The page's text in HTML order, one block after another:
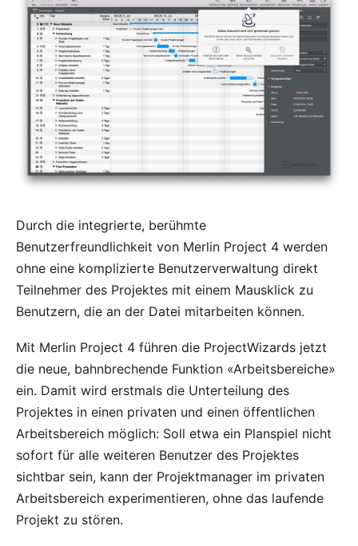
Durch die integrierte, berühmte
Benutzerfreundlichkeit von Merlin Project 4 werden
ohne eine komplizierte Benutzerverwaltung direkt
Teilnehmer des Projektes mit einem Mausklick zu
Benutzern, die an der Datei mitarbeiten können.
Mit Merlin Project 4 führen die ProjectWizards jetzt
die neue, bahnbrechende Funktion «Arbeitsbereiche»
ein. Damit wird erstmals die Unterteilung des
Projektes in einen privaten und einen öffentlichen
Arbeitsbereich möglich: Soll etwa ein Planspiel nicht
sofort für alle weiteren Benutzer des Projektes
sichtbar sein, kann der Projektmanager im privaten
Arbeitsbereich experimentieren, ohne das laufende
Projekt zu stören.